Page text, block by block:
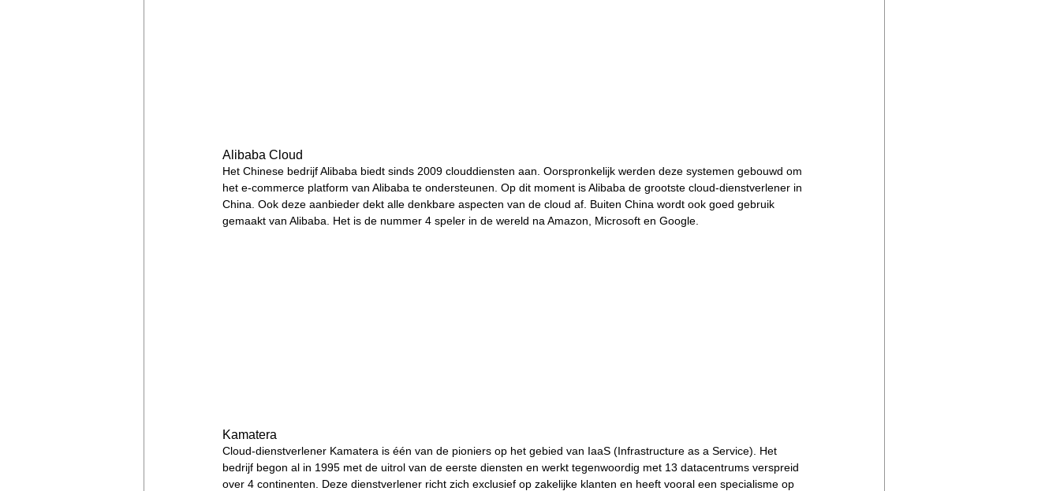
Alibaba Cloud
Het Chinese bedrijf Alibaba biedt sinds 2009 clouddiensten aan. Oorspronkelijk werden deze systemen gebouwd om
het e-commerce platform van Alibaba te ondersteunen. Op dit moment is Alibaba de grootste cloud-dienstverlener in
China. Ook deze aanbieder dekt alle denkbare aspecten van de cloud af. Buiten China wordt ook goed gebruik
gemaakt van Alibaba. Het is de nummer 4 speler in de wereld na Amazon, Microsoft en Google.
Kamatera
Cloud-dienstverlener Kamatera is één van de pioniers op het gebied van IaaS (Infrastructure as a Service). Het
bedrijf begon al in 1995 met de uitrol van de eerste diensten en werkt tegenwoordig met 13 datacentrums verspreid
over 4 continenten. Deze dienstverlener richt zich exclusief op zakelijke klanten en heeft vooral een specialisme op